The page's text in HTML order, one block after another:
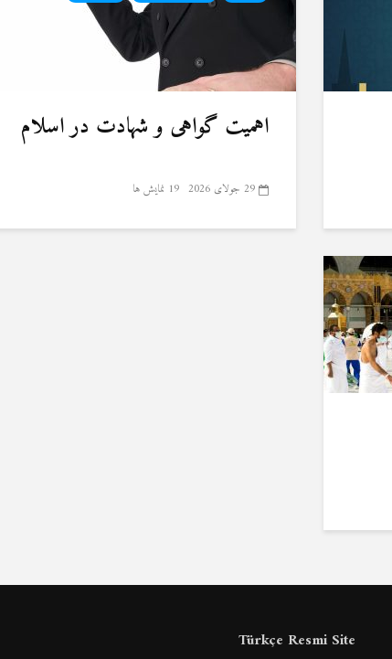
اهمیت گواهی و شهادت در اسلام
29 جولای 2026 19 نمایش ها
Türkçe Resmi Site